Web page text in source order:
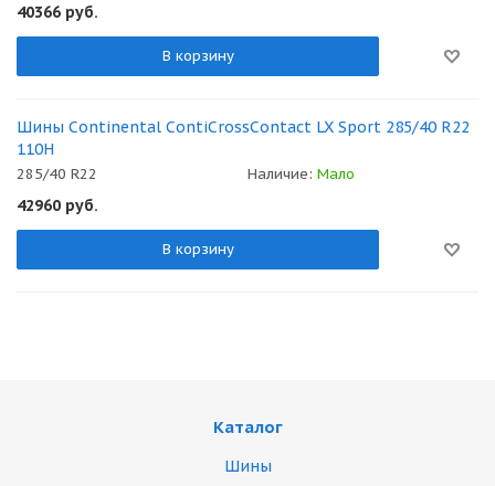
40366 руб.
В корзину
Шины Continental ContiCrossContact LX Sport 285/40 R22
110H
285/40 R22 Наличие: Мало
42960 руб.
В корзину
Каталог
Шины